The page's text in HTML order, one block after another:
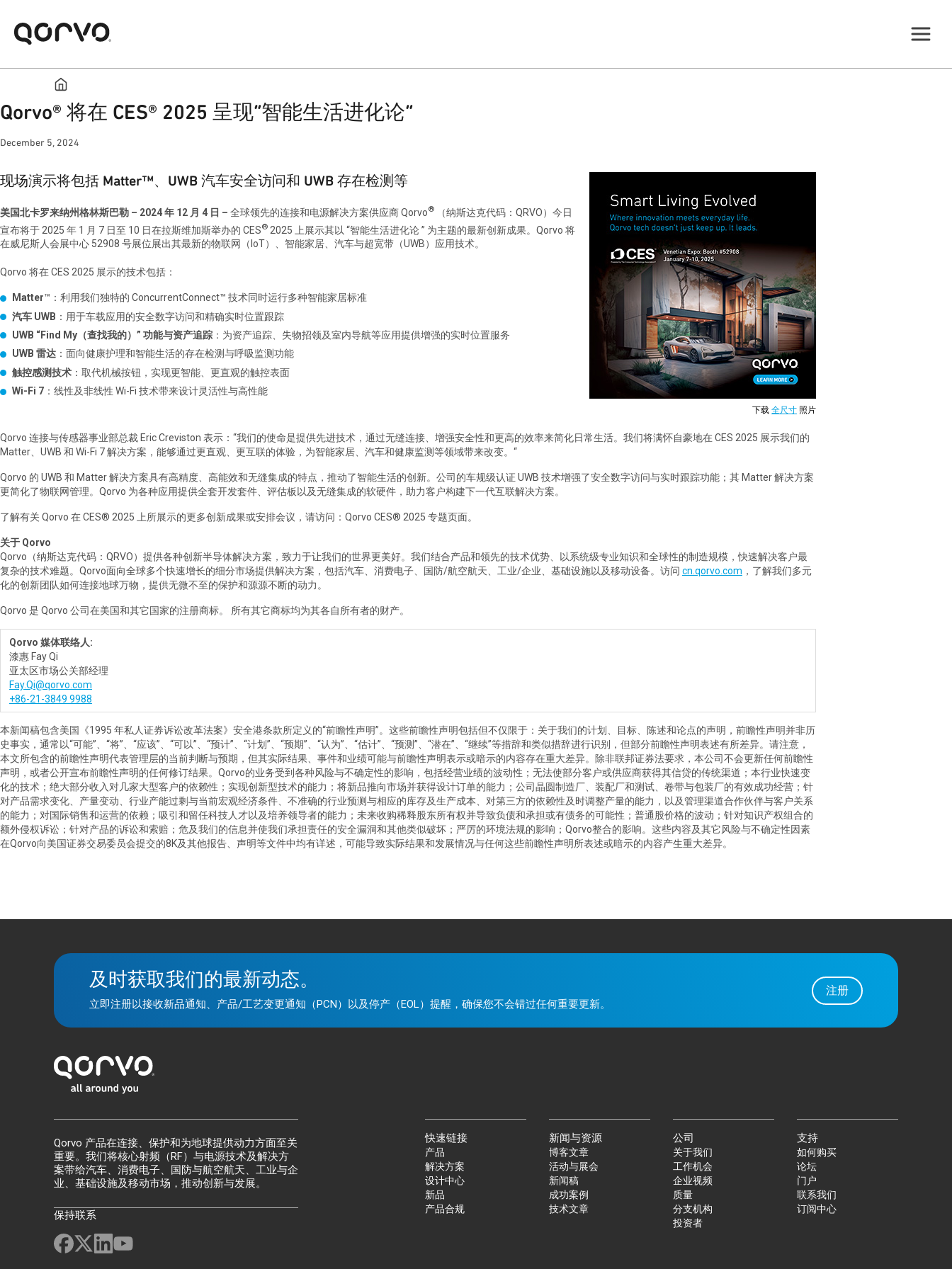
Qorvo® 将在 CES® 2025 呈现“智能生活进化论”
December 5, 2024
下载 全尺寸 照片
现场演示将包括 Matter™、UWB 汽车安全访问和 UWB 存在检测等
美国北卡罗来纳州格林斯巴勒 – 2024 年 12 月 4 日 – 全球领先的连接和电源解决方案供应商 Qorvo® （纳斯达克代码：QRVO）今日
宣布将于 2025 年 1 月 7 日至 10 日在拉斯维加斯举办的 CES® 2025 上展示其以 “智能生活进化论 ” 为主题的最新创新成果。Qorvo 将
在威尼斯人会展中心 52908 号展位展出其最新的物联网（IoT）、智能家居、汽车与超宽带（UWB）应用技术。
Qorvo 将在 CES 2025 展示的技术包括：
Matter™：利用我们独特的 ConcurrentConnect™ 技术同时运行多种智能家居标准
汽车 UWB ：用于车载应用的安全数字访问和精确实时位置跟踪
UWB “Find My（查找我的）” 功能与资产追踪 ：为资产追踪、失物招领及室内导航等应用提供增强的实时位置服务
UWB 雷达 ：面向健康护理和智能生活的存在检测与呼吸监测功能
触控感测技术 ：取代机械按钮，实现更智能、更直观的触控表面
Wi-Fi 7 ：线性及非线性 Wi-Fi 技术带来设计灵活性与高性能
Qorvo 连接与传感器事业部总裁 Eric Creviston 表示：“我们的使命是提供先进技术，通过无缝连接、增强安全性和更高的效率来简化日常生活。我们将满怀自豪地在 CES 2025 展示我们的
Matter、UWB 和 Wi-Fi 7 解决方案，能够通过更直观、更互联的体验，为智能家居、汽车和健康监测等领域带来改变。“
Qorvo 的 UWB 和 Matter 解决方案具有高精度、高能效和无缝集成的特点，推动了智能生活的创新。公司的车规级认证 UWB 技术增强了安全数字访问与实时跟踪功能；其 Matter 解决方案
更简化了物联网管理。Qorvo 为各种应用提供全套开发套件、评估板以及无缝集成的软硬件，助力客户构建下一代互联解决方案。
了解有关 Qorvo 在 CES® 2025 上所展示的更多创新成果或安排会议，请访问：Qorvo CES® 2025 专题页面。
关于 Qorvo
Qorvo（纳斯达克代码：QRVO）提供各种创新半导体解决方案，致力于让我们的世界更美好。我们结合产品和领先的技术优势、以系统级专业知识和全球性的制造规模，快速解决客户最
复杂的技术难题。Qorvo面向全球多个快速增长的细分市场提供解决方案，包括汽车、消费电子、国防/航空航天、工业/企业、基础设施以及移动设备。访问 cn.qorvo.com ，了解我们多元
化的创新团队如何连接地球万物，提供无微不至的保护和源源不断的动力。
Qorvo 是 Qorvo 公司在美国和其它国家的注册商标。 所有其它商标均为其各自所有者的财产。
Qorvo 媒体联络人:
漆惠 Fay Qi
亚太区市场公关部经理
Fay.Qi@qorvo.com
+86-21-3849 9988
本新闻稿包含美国《1995 年私人证券诉讼改革法案》安全港条款所定义的“前瞻性声明”。这些前瞻性声明包括但不仅限于：关于我们的计划、目标、陈述和论点的声明，前瞻性声明并非历
史事实，通常以“可能”、“将”、“应该”、“可以”、“预计”、“计划”、“预期”、“认为”、“估计”、“预测”、“潜在”、“继续”等措辞和类似措辞进行识别，但部分前瞻性声明表述有所差异。请注意，
本文所包含的前瞻性声明代表管理层的当前判断与预期，但其实际结果、事件和业绩可能与前瞻性声明表示或暗示的内容存在重大差异。除非联邦证券法要求，本公司不会更新任何前瞻性
声明，或者公开宣布前瞻性声明的任何修订结果。Qorvo的业务受到各种风险与不确定性的影响，包括经营业绩的波动性；无法使部分客户或供应商获得其信贷的传统渠道；本行业快速变
化的技术；绝大部分收入对几家大型客户的依赖性；实现创新型技术的能力；将新品推向市场并获得设计订单的能力；公司晶圆制造厂、装配厂和测试、卷带与包装厂的有效成功经营；针
对产品需求变化、产量变动、行业产能过剩与当前宏观经济条件、不准确的行业预测与相应的库存及生产成本、对第三方的依赖性及时调整产量的能力，以及管理渠道合作伙伴与客户关系
的能力；对国际销售和运营的依赖；吸引和留任科技人才以及培养领导者的能力；未来收购稀释股东所有权并导致负债和承担或有债务的可能性；普通股价格的波动；针对知识产权组合的
额外侵权诉讼；针对产品的诉讼和索赔；危及我们的信息并使我们承担责任的安全漏洞和其他类似破坏；严厉的环境法规的影响；Qorvo整合的影响。这些内容及其它风险与不确定性因素
在Qorvo向美国证券交易委员会提交的8K及其他报告、声明等文件中均有详述，可能导致实际结果和发展情况与任何这些前瞻性声明所表述或暗示的内容产生重大差异。
及时获取我们的最新动态。
立即注册以接收新品通知、产品/工艺变更通知（PCN）以及停产（EOL）提醒，确保您不会错过任何重要更新。
注册
Qorvo 产品在连接、保护和为地球提供动力方面至关
重要。我们将核心射频（RF）与电源技术及解决方
案带给汽车、消费电子、国防与航空航天、工业与企
业、基础设施及移动市场，推动创新与发展。
保持联系
快速链接
产品
解决方案
设计中心
新品
产品合规
新闻与资源
博客文章
活动与展会
新闻稿
成功案例
技术文章
公司
关于我们
工作机会
企业视频
质量
分支机构
投资者
支持
如何购买
论坛
门户
联系我们
订阅中心